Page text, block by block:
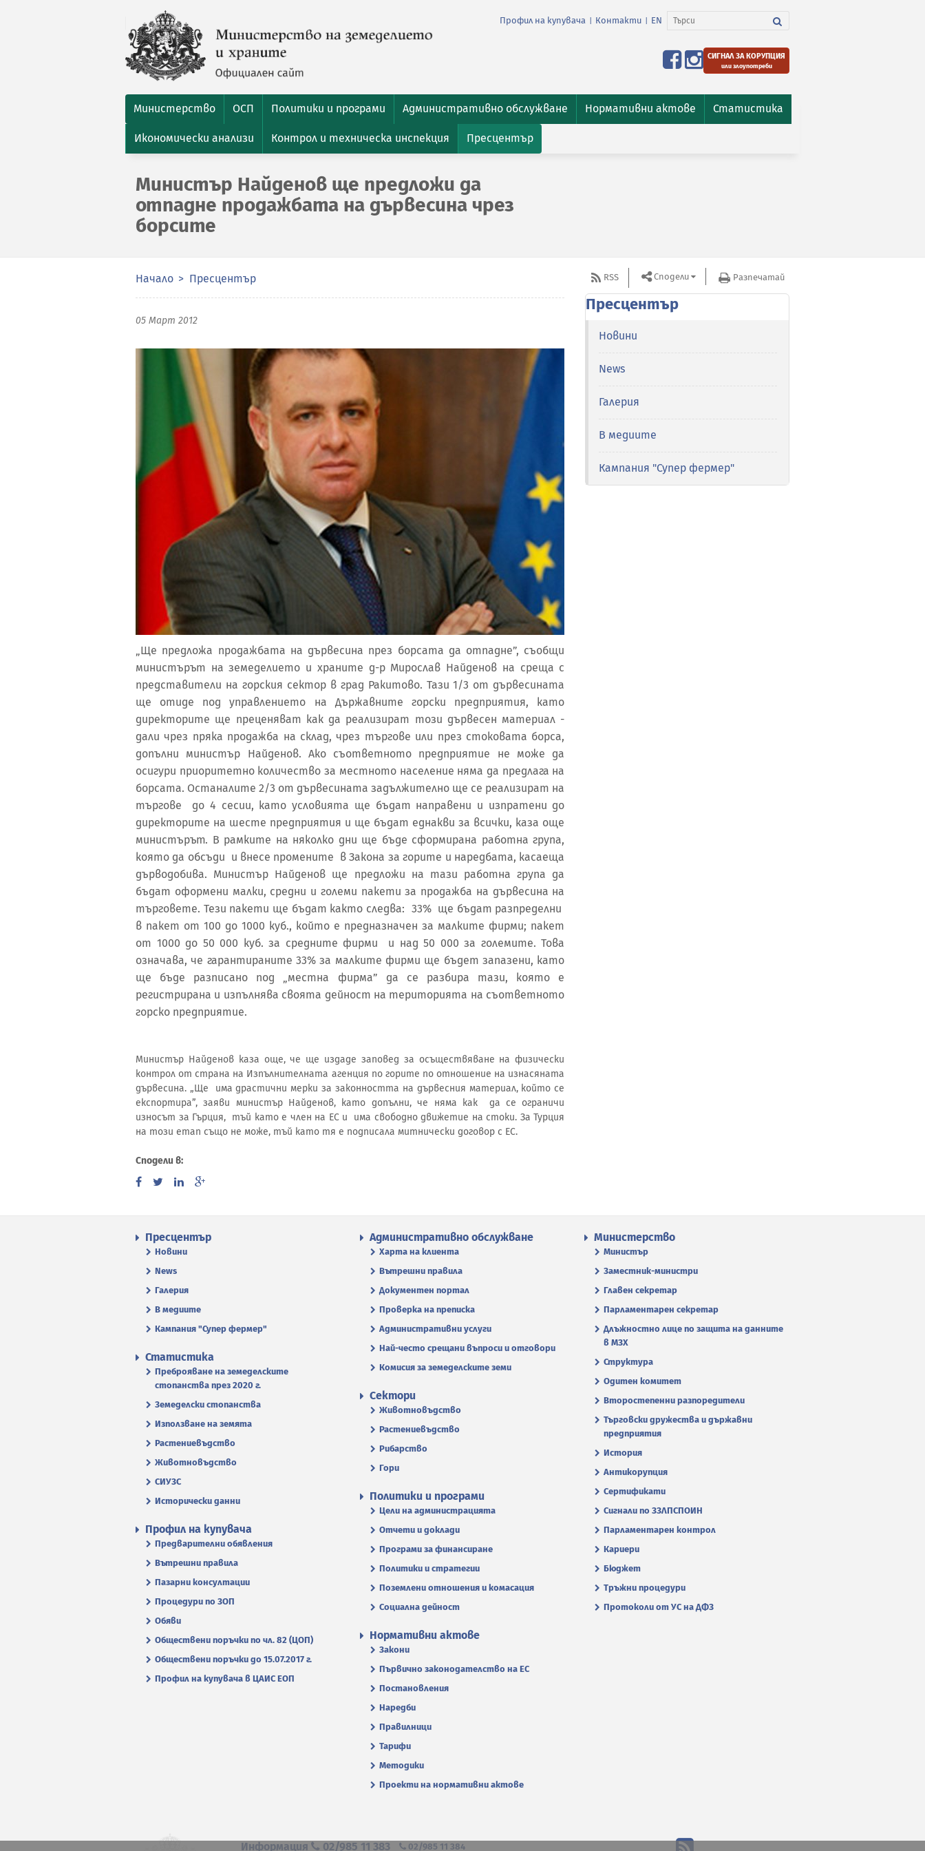
Профил на купувача Контакти EN
СИГНАЛ ЗА КОРУПЦИЯ
или злоупотреби
Министерство ОСП Политики и програми Административно обслужване Нормативни актове Статистика
Икономически анализи Контрол и техническа инспекция Пресцентър
Министър Найденов ще предложи да
отпадне продажбата на дървесина чрез
борсите
Начало Пресцентър
05 Март 2012
„Ще предложа продажбата на дървесина през борсата да отпадне”, съобщи
министърът на земеделието и храните д-р Мирослав Найденов на среща с
представители на горския сектор в град Ракитово. Тази 1/3 от дървесината
ще отиде под управлението на Държавните горски предприятия, като
директорите ще преценяват как да реализират този дървесен материал -
дали чрез пряка продажба на склад, чрез търгове или през стоковата борса,
допълни министър Найденов. Ако съответното предприятие не може да
осигури приоритетно количество за местното население няма да предлага на
борсата. Останалите 2/3 от дървесината задължително ще се реализират на
търгове до 4 сесии, като условията ще бъдат направени и изпратени до
директорите на шесте предприятия и ще бъдат еднакви за всички, каза още
министърът. В рамките на няколко дни ще бъде сформирана работна група,
която да обсъди и внесе промените в Закона за горите и наредбата, касаеща
дърводобива. Министър Найденов ще предложи на тази работна група да
бъдат оформени малки, средни и големи пакети за продажба на дървесина на
търговете. Тези пакети ще бъдат както следва: 33% ще бъдат разпределни
в пакет от 100 до 1000 куб., който е предназначен за малките фирми; пакет
от 1000 до 50 000 куб. за средните фирми и над 50 000 за големите. Това
означава, че гарантираните 33% за малките фирми ще бъдет запазени, като
ще бъде разписано под „местна фирма” да се разбира тази, която е
регистрирана и изпълнява своята дейност на територията на съответното
горско предприятие.
Министър Найденов каза още, че ще издаде заповед за осъществяване на физически
контрол от страна на Изпълнителната агенция по горите по отношение на изнасяната
дървесина. „Ще има драстични мерки за законността на дървесния материал, който се
експортира”, заяви министър Найденов, като допълни, че няма как да се ограничи
износът за Гърция, тъй като е член на ЕС и има свободно движетие на стоки. За Турция
на този етап също не може, тъй като тя е подписала митнически договор с ЕС.
Сподели в:
RSS Сподели Разпечатай
Пресцентър
Новини
News
Галерия
В медиите
Кампания "Супер фермер"
Пресцентър
Новини
News
Галерия
В медиите
Кампания "Супер фермер"
Административно обслужване
Харта на клиента
Вътрешни правила
Документен портал
Проверка на преписка
Административни услуги
Най-често срещани въпроси и отговори
Комисия за земеделските земи
Министерство
Министър
Заместник-министри
Главен секретар
Парламентарен секретар
Длъжностно лице по защита на данните
в МЗХ
Структура
Одитен комитет
Второстепенни разпоредители
Търговски дружества и държавни
предприятия
История
Антикорупция
Сертификати
Сигнали по ЗЗЛПСПОИН
Парламентарен контрол
Кариери
Бюджет
Тръжни процедури
Протоколи от УС на ДФЗ
Статистика
Преброяване на земеделските
стопанства през 2020 г.
Земеделски стопанства
Използване на земята
Растениевъдство
Животновъдство
СИУЗС
Исторически данни
Сектори
Животновъдство
Растениевъдство
Рибарство
Гори
Политики и програми
Цели на администрацията
Отчети и доклади
Програми за финансиране
Политики и стратегии
Поземлени отношения и комасация
Социална дейност
Профил на купувача
Предварителни обявления
Вътрешни правила
Пазарни консултации
Процедури по ЗОП
Обяви
Обществени поръчки по чл. 82 (ЦОП)
Обществени поръчки до 15.07.2017 г.
Профил на купувача в ЦАИС ЕОП
Нормативни актове
Закони
Първично законодателство на ЕС
Постановления
Наредби
Правилници
Тарифи
Методики
Проекти на нормативни актове
Информация 02/985 11 383 02/985 11 384